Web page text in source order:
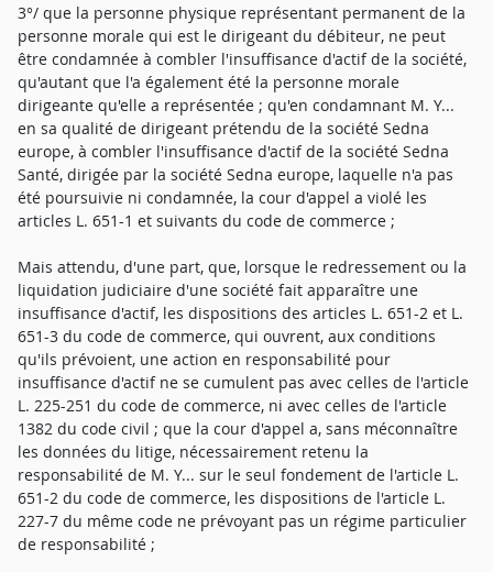
3°/ que la personne physique représentant permanent de la
personne morale qui est le dirigeant du débiteur, ne peut
être condamnée à combler l'insuffisance d'actif de la société,
qu'autant que l'a également été la personne morale
dirigeante qu'elle a représentée ; qu'en condamnant M. Y...
en sa qualité de dirigeant prétendu de la société Sedna
europe, à combler l'insuffisance d'actif de la société Sedna
Santé, dirigée par la société Sedna europe, laquelle n'a pas
été poursuivie ni condamnée, la cour d'appel a violé les
articles L. 651-1 et suivants du code de commerce ;
Mais attendu, d'une part, que, lorsque le redressement ou la
liquidation judiciaire d'une société fait apparaître une
insuffisance d'actif, les dispositions des articles L. 651-2 et L.
651-3 du code de commerce, qui ouvrent, aux conditions
qu'ils prévoient, une action en responsabilité pour
insuffisance d'actif ne se cumulent pas avec celles de l'article
L. 225-251 du code de commerce, ni avec celles de l'article
1382 du code civil ; que la cour d'appel a, sans méconnaître
les données du litige, nécessairement retenu la
responsabilité de M. Y... sur le seul fondement de l'article L.
651-2 du code de commerce, les dispositions de l'article L.
227-7 du même code ne prévoyant pas un régime particulier
de responsabilité ;